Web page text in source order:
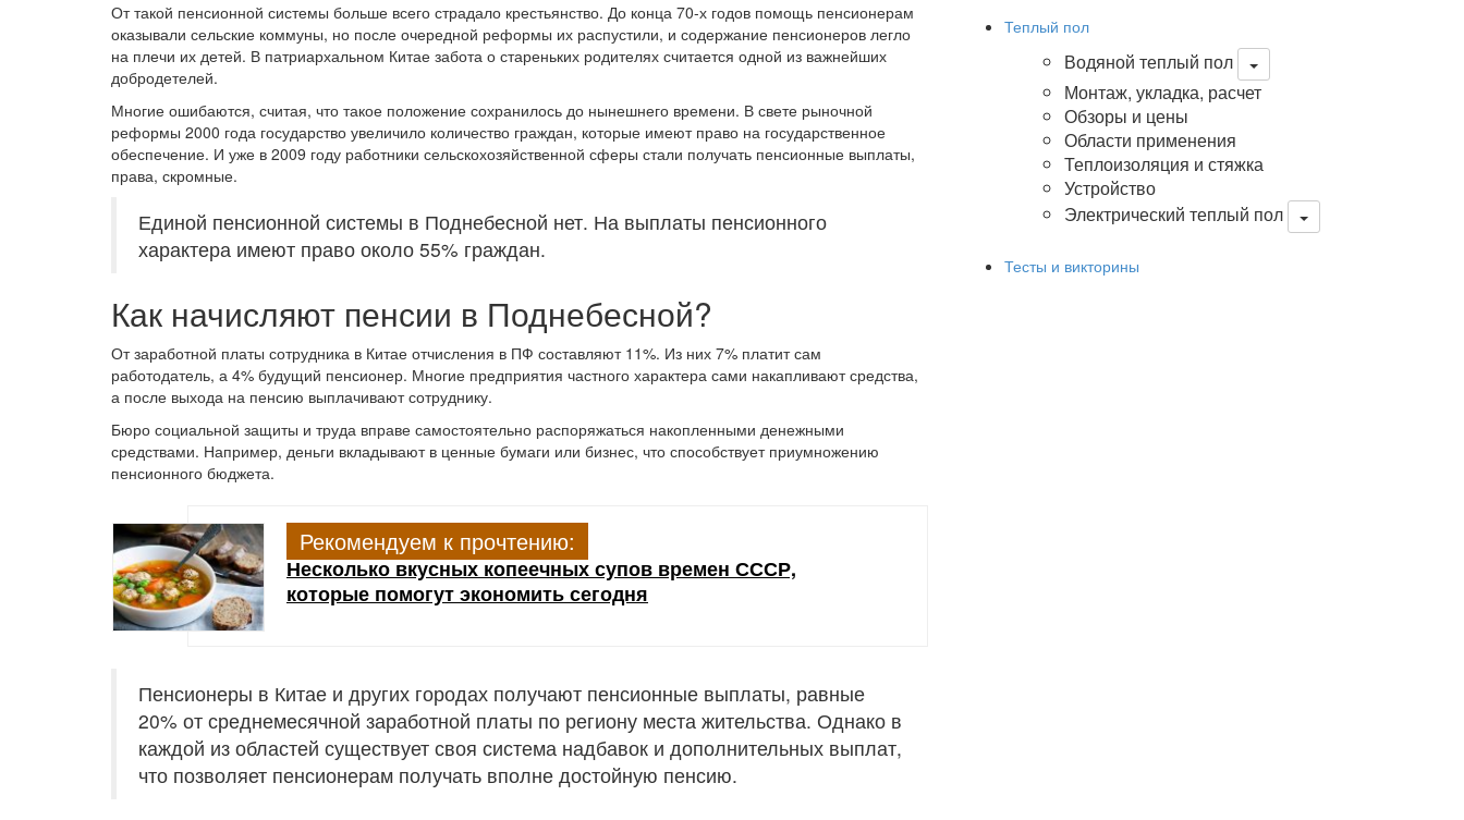
От такой пенсионной системы больше всего страдало крестьянство. До конца 70-х годов помощь пенсионерам
оказывали сельские коммуны, но после очередной реформы их распустили, и содержание пенсионеров легло
на плечи их детей. В патриархальном Китае забота о стареньких родителях считается одной из важнейших
добродетелей.
Многие ошибаются, считая, что такое положение сохранилось до нынешнего времени. В свете рыночной
реформы 2000 года государство увеличило количество граждан, которые имеют право на государственное
обеспечение. И уже в 2009 году работники сельскохозяйственной сферы стали получать пенсионные выплаты,
права, скромные.
Единой пенсионной системы в Поднебесной нет. На выплаты пенсионного
характера имеют право около 55% граждан.
Как начисляют пенсии в Поднебесной?
От заработной платы сотрудника в Китае отчисления в ПФ составляют 11%. Из них 7% платит сам
работодатель, а 4% будущий пенсионер. Многие предприятия частного характера сами накапливают средства,
а после выхода на пенсию выплачивают сотруднику.
Бюро социальной защиты и труда вправе самостоятельно распоряжаться накопленными денежными
средствами. Например, деньги вкладывают в ценные бумаги или бизнес, что способствует приумножению
пенсионного бюджета.
Рекомендуем к прочтению:
Несколько вкусных копеечных супов времен СССР,
которые помогут экономить сегодня
Пенсионеры в Китае и других городах получают пенсионные выплаты, равные
20% от среднемесячной заработной платы по региону места жительства. Однако в
каждой из областей существует своя система надбавок и дополнительных выплат,
что позволяет пенсионерам получать вполне достойную пенсию.
Теплый пол
Водяной теплый пол
Монтаж, укладка, расчет
Обзоры и цены
Области применения
Теплоизоляция и стяжка
Устройство
Электрический теплый пол
Тесты и викторины